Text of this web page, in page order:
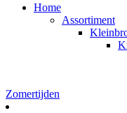
Home
Assortiment
Zomertijden